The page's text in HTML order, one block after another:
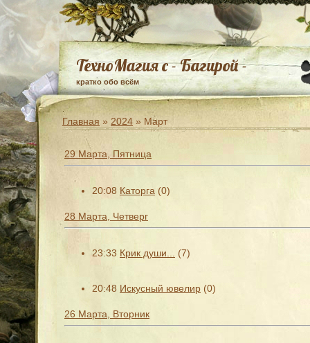
ТехноМагия с - Багирой -
кратко обо всём
Главная » 2024 » Март
29 Марта, Пятница
20:08 Каторга (0)
28 Марта, Четверг
23:33 Крик души... (7)
20:48 Искусный ювелир (0)
26 Марта, Вторник